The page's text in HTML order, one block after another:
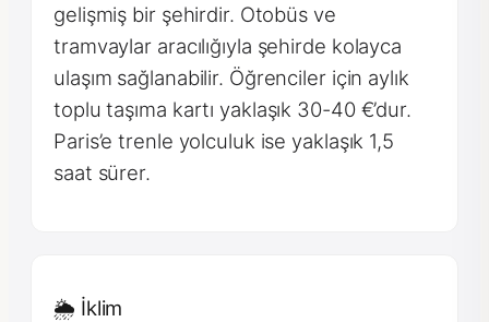
gelişmiş bir şehirdir. Otobüs ve
tramvaylar aracılığıyla şehirde kolayca
ulaşım sağlanabilir. Öğrenciler için aylık
toplu taşıma kartı yaklaşık 30-40 €’dur.
Paris’e trenle yolculuk ise yaklaşık 1,5
saat sürer.
🌦 İklim